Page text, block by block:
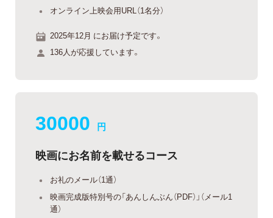
オンライン上映会用URL（1名分）
2025年12月 にお届け予定です。
136人が応援しています。
30000 円
映画にお名前を載せるコース
お礼のメール（1通）
映画完成版特別号の「あんしんぶん（PDF）」（メール1
通）